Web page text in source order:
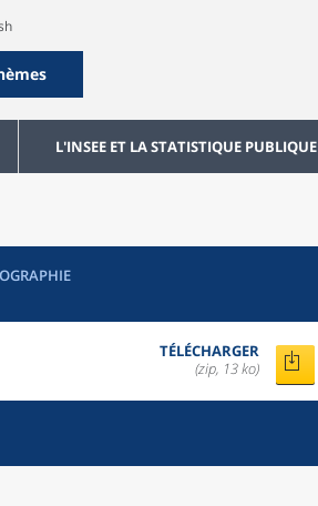
L'INSEE ET LA STATISTIQUE PUBLIQUE
TÉLÉCHARGER
(zip, 13 ko)